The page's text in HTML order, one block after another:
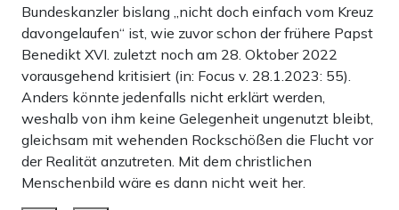
Bundeskanzler bislang „nicht doch einfach vom Kreuz
davongelaufen“ ist, wie zuvor schon der frühere Papst
Benedikt XVI. zuletzt noch am 28. Oktober 2022
vorausgehend kritisiert (in: Focus v. 28.1.2023: 55).
Anders könnte jedenfalls nicht erklärt werden,
weshalb von ihm keine Gelegenheit ungenutzt bleibt,
gleichsam mit wehenden Rockschößen die Flucht vor
der Realität anzutreten. Mit dem christlichen
Menschenbild wäre es dann nicht weit her.